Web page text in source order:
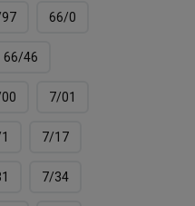
66/0
66/46
7/01
7/17
7/34